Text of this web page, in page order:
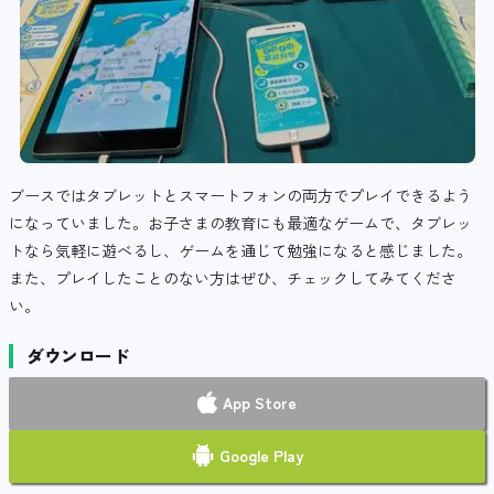
ブースではタブレットとスマートフォンの両方でプレイできるよう
になっていました。お子さまの教育にも最適なゲームで、タブレッ
トなら気軽に遊べるし、ゲームを通じて勉強になると感じました。
また、プレイしたことのない方はぜひ、チェックしてみてくださ
い。
ダウンロード
App Store
Google Play